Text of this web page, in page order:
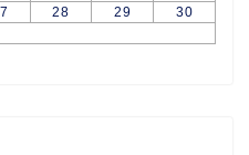
28 29
30